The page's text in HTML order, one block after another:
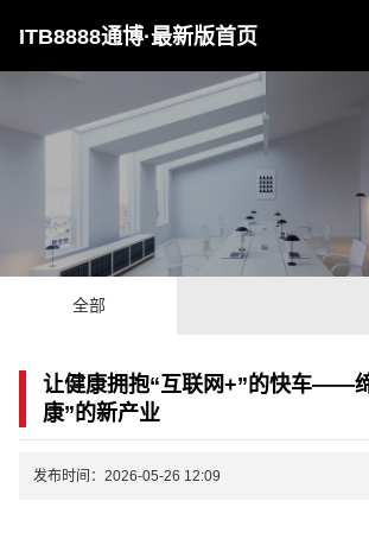
ITB8888通博·最新版首页
全部
让健康拥抱“互联网+”的快车——
康”的新产业
发布时间：2026-05-26 12:09